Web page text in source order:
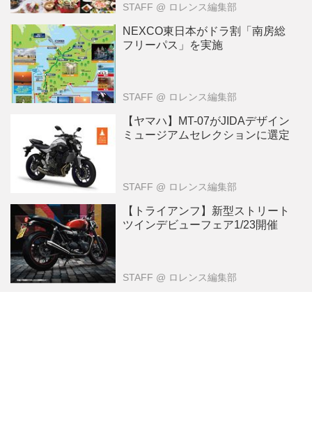
STAFF @ ロレンス編集部
NEXCO東日本がドラ割「南房総
フリーパス」を実施
STAFF @ ロレンス編集部
【ヤマハ】MT-07がJIDAデザイン
ミュージアムセレクションに選定
STAFF @ ロレンス編集部
【トライアンフ】新型ストリート
ツインデビューフェア1/23開催
STAFF @ ロレンス編集部